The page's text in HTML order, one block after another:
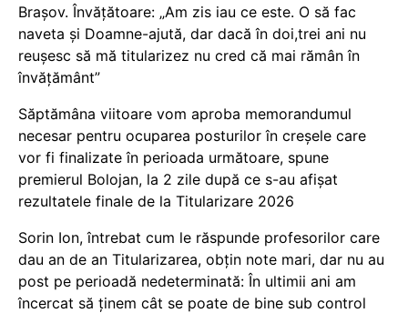
Brașov. Învățătoare: „Am zis iau ce este. O să fac
naveta și Doamne-ajută, dar dacă în doi,trei ani nu
reușesc să mă titularizez nu cred că mai rămân în
învățământ”
Săptămâna viitoare vom aproba memorandumul
necesar pentru ocuparea posturilor în creșele care
vor fi finalizate în perioada următoare, spune
premierul Bolojan, la 2 zile după ce s-au afișat
rezultatele finale de la Titularizare 2026
Sorin Ion, întrebat cum le răspunde profesorilor care
dau an de an Titularizarea, obțin note mari, dar nu au
post pe perioadă nedeterminată: În ultimii ani am
încercat să ținem cât se poate de bine sub control